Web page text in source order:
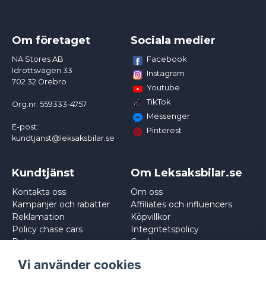
Om företaget
NA Stores AB
Idrottsvägen 33
702 32 Örebro
Org.nr: 559333-4757
E-post:
kundtjanst@leksaksbilar.se
Sociala medier
Facebook
Instagram
Youtube
TikTok
Messenger
Pinterest
Kundtjänst
Kontakta oss
Kampanjer och rabatter
Reklamation
Policy chase cars
Returnera
Om Leksaksbilar.se
Om oss
Affiliates och influencers
Köpvillkor
Integritetspolicy
Cookies
Vi använder cookies